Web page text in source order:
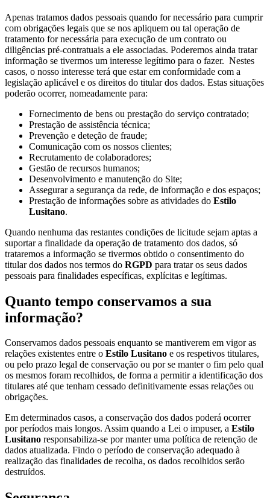
Apenas tratamos dados pessoais quando for necessário para cumprir
com obrigações legais que se nos apliquem ou tal operação de
tratamento for necessária para execução de um contrato ou
diligências pré-contratuais a ele associadas. Poderemos ainda tratar
informação se tivermos um interesse legítimo para o fazer. Nestes
casos, o nosso interesse terá que estar em conformidade com a
legislação aplicável e os direitos do titular dos dados. Estas situações
poderão ocorrer, nomeadamente para:
Fornecimento de bens ou prestação do serviço contratado;
Prestação de assistência técnica;
Prevenção e deteção de fraude;
Comunicação com os nossos clientes;
Recrutamento de colaboradores;
Gestão de recursos humanos;
Desenvolvimento e manutenção do Site;
Assegurar a segurança da rede, de informação e dos espaços;
Prestação de informações sobre as atividades do Estilo
Lusitano.
Quando nenhuma das restantes condições de licitude sejam aptas a
suportar a finalidade da operação de tratamento dos dados, só
trataremos a informação se tivermos obtido o consentimento do
titular dos dados nos termos do RGPD para tratar os seus dados
pessoais para finalidades específicas, explícitas e legítimas.
Quanto tempo conservamos a sua
informação?
Conservamos dados pessoais enquanto se mantiverem em vigor as
relações existentes entre o Estilo Lusitano e os respetivos titulares,
ou pelo prazo legal de conservação ou por se manter o fim pelo qual
os mesmos foram recolhidos, de forma a permitir a identificação dos
titulares até que tenham cessado definitivamente essas relações ou
obrigações.
Em determinados casos, a conservação dos dados poderá ocorrer
por períodos mais longos. Assim quando a Lei o impuser, a Estilo
Lusitano responsabiliza-se por manter uma política de retenção de
dados atualizada. Findo o período de conservação adequado à
realização das finalidades de recolha, os dados recolhidos serão
destruídos.